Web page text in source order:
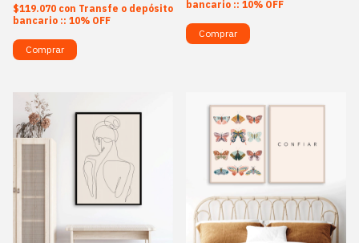
$119.070 con Transfe o depósito
bancario :: 10% OFF
Comprar
bancario :: 10% OFF
Comprar